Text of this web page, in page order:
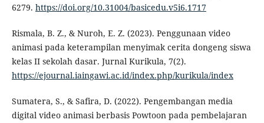
6279. https://doi.org/10.31004/basicedu.v5i6.1717
Rismala, B. Z., & Nuroh, E. Z. (2023). Penggunaan video
animasi pada keterampilan menyimak cerita dongeng siswa
kelas II sekolah dasar. Jurnal Kurikula, 7(2).
https://ejournal.iaingawi.ac.id/index.php/kurikula/index
Sumatera, S., & Safira, D. (2022). Pengembangan media
digital video animasi berbasis Powtoon pada pembelajaran